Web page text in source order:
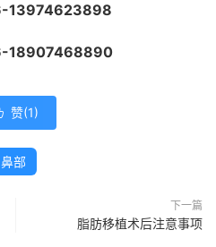
13974623898
18907468890
赞(1)
鼻部
下一篇
脂肪移植术后注意事项